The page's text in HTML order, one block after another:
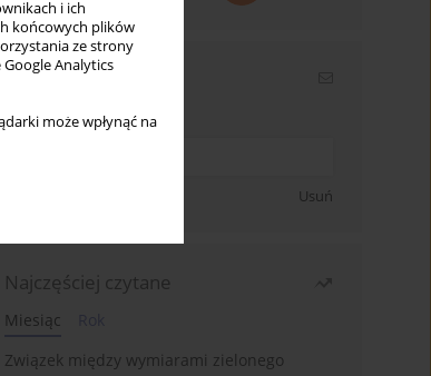
i ich
końcowych plików
ze strony
Analytics
może wpłynąć na
Newsletter
Wpisz swój adres email
Usuń
Najczęściej czytane
Miesiąc
Związek między wymiarami zielonego